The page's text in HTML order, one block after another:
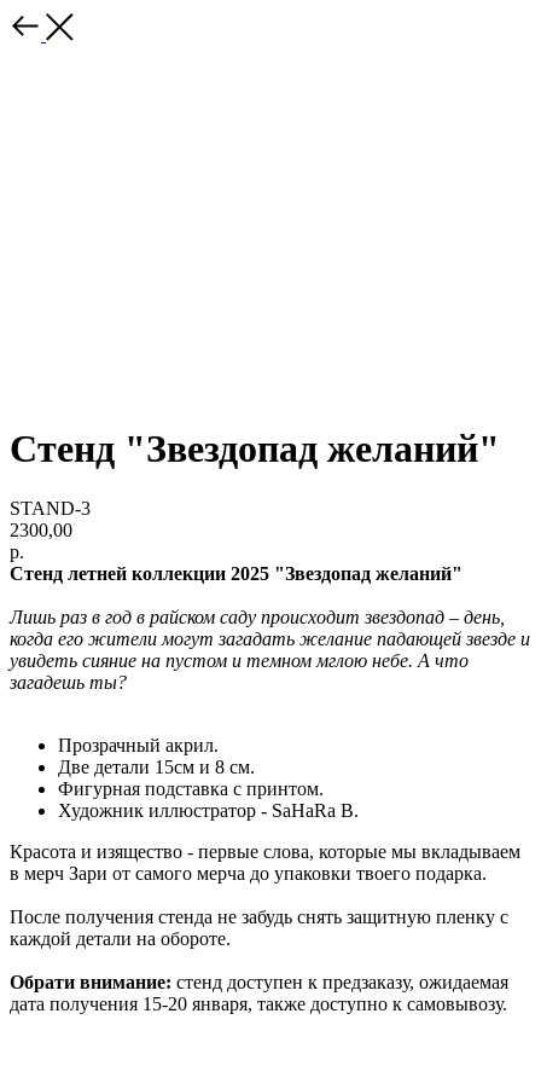
Стенд "Звездопад желаний"
STAND-3
2300,00
р.
Стенд летней коллекции 2025 "Звездопад желаний"
Лишь раз в год в райском саду происходит звездопад – день,
когда его жители могут загадать желание падающей звезде и
увидеть сияние на пустом и темном мглою небе. А что
загадешь ты?
Прозрачный акрил.
Две детали 15см и 8 см.
Фигурная подставка с принтом.
Художник иллюстратор - SaHaRa B.
Красота и изящество - первые слова, которые мы вкладываем
в мерч Зари от самого мерча до упаковки твоего подарка.
После получения стенда не забудь снять защитную пленку с
каждой детали на обороте.
Обрати внимание: стенд доступен к предзаказу, ожидаемая
дата получения 15-20 января, также доступно к самовывозу.